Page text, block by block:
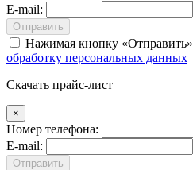
E-mail:
Отправить
Нажимая кнопку Отправить
обработку персональных данных
Скачать прайс-лист
×
Номер телефона:
E-mail:
Отправить